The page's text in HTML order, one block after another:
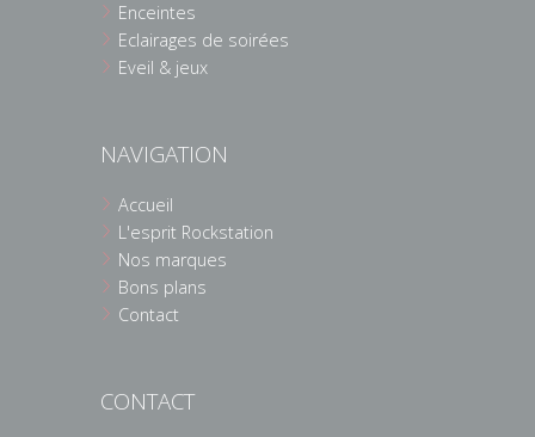
Enceintes
Eclairages de soirées
Eveil & jeux
NAVIGATION
Accueil
L'esprit Rockstation
Nos marques
Bons plans
Contact
CONTACT